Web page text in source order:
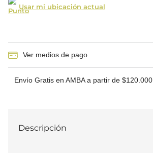
Usar mi ubicación actual
Ver medios de pago
Envío Gratis en AMBA a partir de $120.000
Descripción